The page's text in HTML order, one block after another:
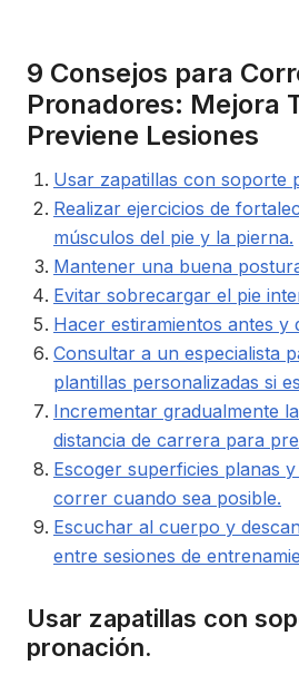
9 Consejos para
Pronadores: Mejora
Previene Lesiones
Usar zapatillas con soporte
Realizar ejercicios de
músculos del pie y la pierna.
Mantener una buena
Evitar sobrecargar el pie
Hacer estiramientos antes y
Consultar a un especialista
plantillas personalizadas si
Incrementar gradualmente
distancia de carrera para
Escoger superficies planas
correr cuando sea posible.
Escuchar al cuerpo y
entre sesiones de
Usar zapatillas con
pronación.